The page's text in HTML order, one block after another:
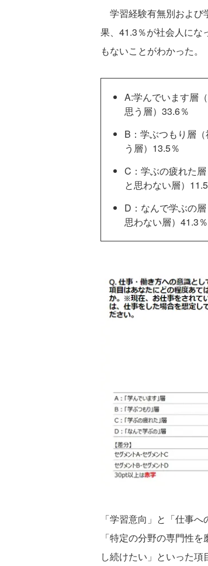
学習経験有無別および
果、41.3％が社会人にな
もないことがわかった。
A:学んでいます層
思う層）33.6％
B：学ぶつもり層
う層）13.5％
C：学ぶの疲れた
と思わない層）
D：なんで学ぶの
思わない層）41.3％
「学習意向」と「仕事
「特定の分野の専門性
し続けたい」といった項